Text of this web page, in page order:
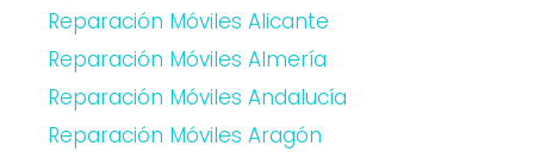
Reparación Móviles Alicante
Reparación Móviles Almería
Reparación Móviles Andalucía
Reparación Móviles Aragón